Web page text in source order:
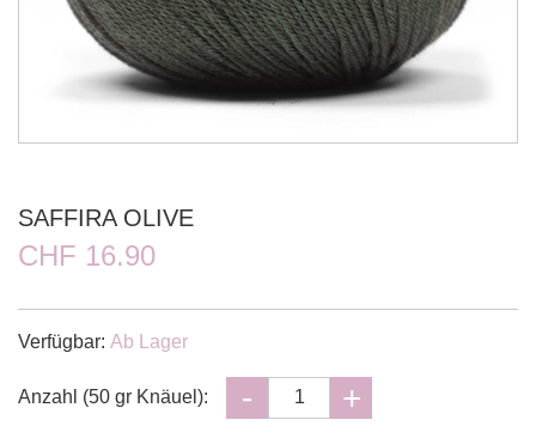
SAFFIRA OLIVE
CHF 16.90
Verfügbar: Ab Lager
Anzahl (50 gr Knäuel):